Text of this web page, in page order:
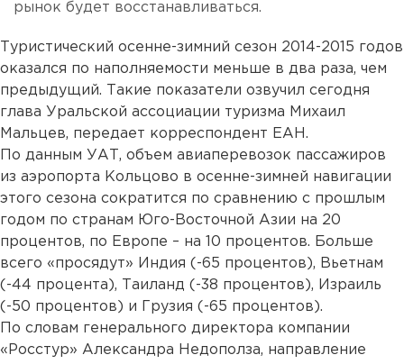
рынок будет восстанавливаться.
Туристический осенне-зимний сезон 2014-2015 годов
оказался по наполняемости меньше в два раза, чем
предыдущий. Такие показатели озвучил сегодня
глава Уральской ассоциации туризма Михаил
Мальцев, передает корреспондент ЕАН.
По данным УАТ, объем авиаперевозок пассажиров
из аэропорта Кольцово в осенне-зимней навигации
этого сезона сократится по сравнению с прошлым
годом по странам Юго-Восточной Азии на 20
процентов, по Европе – на 10 процентов. Больше
всего «просядут» Индия (-65 процентов), Вьетнам
(-44 процента), Таиланд (-38 процентов), Израиль
(-50 процентов) и Грузия (-65 процентов).
По словам генерального директора компании
«Росстур» Александра Недополза, направление